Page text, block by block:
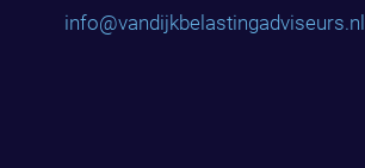
info@vandijkbelastingadviseurs.nl